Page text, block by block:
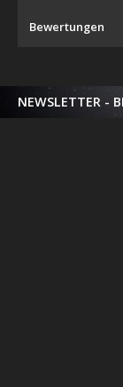
Bewertungen
NEWSLETTER -